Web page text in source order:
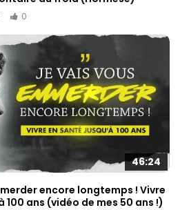
0
46:24
encore longtemps ! Vivre
100 ans (vidéo de mes 50 ans !)